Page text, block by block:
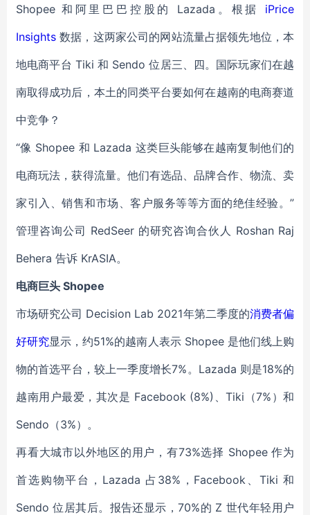
Shopee 和阿里巴巴控股的 Lazada。根据 iPrice
Insights数据，这两家公司的网站流量占据领先地位，本
地电商平台 Tiki 和 Sendo 位居三、四。国际玩家们在越
南取得成功后，本土的同类平台要如何在越南的电商赛道
中竞争？
“像 Shopee 和 Lazada 这类巨头能够在越南复制他们的
电商玩法，获得流量。他们有选品、品牌合作、物流、卖
家引入、销售和市场、客户服务等等方面的绝佳经验。”
管理咨询公司 RedSeer 的研究咨询合伙人 Roshan Raj
Behera 告诉 KrASIA。
电商巨头 Shopee
市场研究公司 Decision Lab 2021年第二季度的消费者偏
好研究显示，约51%的越南人表示 Shopee 是他们线上购
物的首选平台，较上一季度增长7%。Lazada 则是18%的
越南用户最爱，其次是 Facebook (8%)、Tiki（7%）和
Sendo（3%）。
再看大城市以外地区的用户，有73%选择 Shopee 作为
首选购物平台，Lazada 占38%，Facebook、Tiki 和
Sendo 位居其后。报告还显示，70%的 Z 世代年轻用户